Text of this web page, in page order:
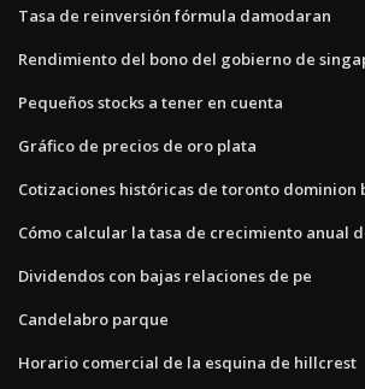
Tasa de reinversión fórmula damodaran
Rendimiento del bono del gobierno de
Pequeños stocks a tener en cuenta
Gráfico de precios de oro plata
Cotizaciones históricas de toronto dominion
Cómo calcular la tasa de crecimiento anual
Dividendos con bajas relaciones de pe
Candelabro parque
Horario comercial de la esquina de hillcrest